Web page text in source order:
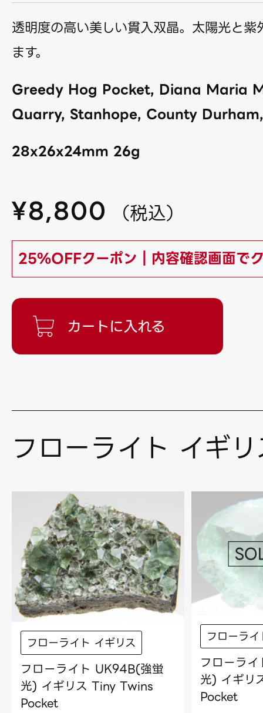
透明度の高い美しい貫入双晶。太陽光と
ます。
Greedy Hog Pocket, Diana Maria
Quarry, Stanhope, County
28x26x24mm 26g
¥8,800 （税込）
25%OFFクーポン｜内容確認画面で
フローライト イギ
フローライト イギリス
フローライト UK94B(強蛍
光) イギリス Tiny Twins
Pocket
フローラ
フローラ
光) イギリ
Pocket